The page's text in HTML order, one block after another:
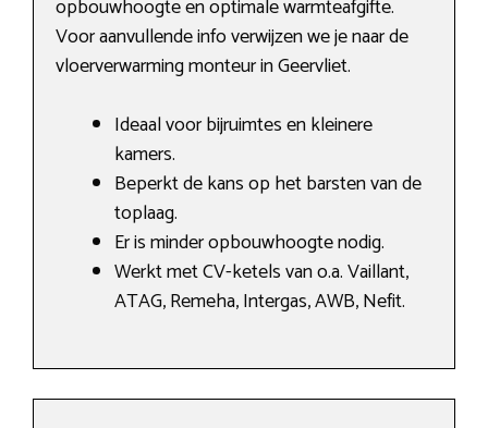
opbouwhoogte en optimale warmteafgifte.
Voor aanvullende info verwijzen we je naar de
vloerverwarming monteur in Geervliet.
Ideaal voor bijruimtes en kleinere
kamers.
Beperkt de kans op het barsten van de
toplaag.
Er is minder opbouwhoogte nodig.
Werkt met CV-ketels van o.a. Vaillant,
ATAG, Remeha, Intergas, AWB, Nefit.